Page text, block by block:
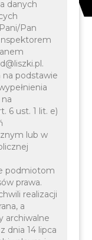
danych
Pan
na podstawie
6 ust. 1 lit. e)
lub w
podmiotom
prawa.
realizacji
a
archiwalne
dnia 14 lipca